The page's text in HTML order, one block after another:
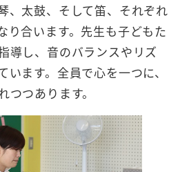
、太鼓、そして笛、それぞれ
り合います。先生も子どもた
導し、音のバランスやリズ
います。全員で心を一つに、
つあります。